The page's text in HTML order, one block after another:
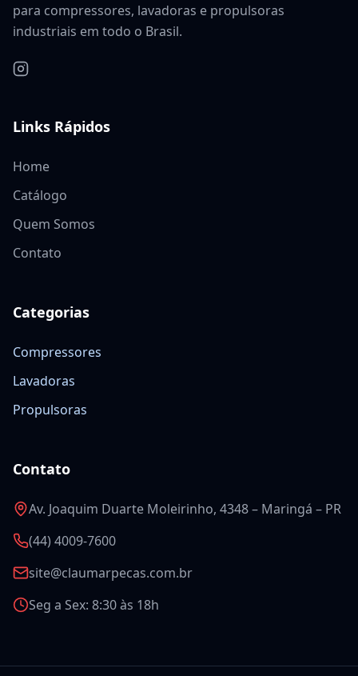
para compressores, lavadoras e propulsoras
industriais em todo o Brasil.
Links Rápidos
Home
Catálogo
Quem Somos
Contato
Categorias
Compressores
Lavadoras
Propulsoras
Contato
Av. Joaquim Duarte Moleirinho, 4348 – Maringá – PR
(44) 4009-7600
site@claumarpecas.com.br
Seg a Sex: 8:30 às 18h